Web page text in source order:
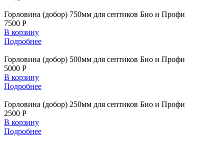
Горловина (добор) 750мм для септиков Био и Профи
7500 Р
В корзину
Подробнее
Горловина (добор) 500мм для септиков Био и Профи
5000 Р
В корзину
Подробнее
Горловина (добор) 250мм для септиков Био и Профи
2500 Р
В корзину
Подробнее